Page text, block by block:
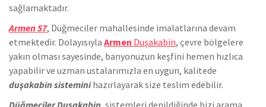
sağlamaktadır.
Armen 57, Düğmeciler mahallesinde imalatlarına devam
etmektedir. Dolayısıyla Armen Duşakabin, çevre bölgelere
yakın olması sayesinde, banyonuzun keşfini hemen hızlıca
yapabilir ve uzman ustalarımızla en uygun, kalitede
duşakabin sisteminihazırlayarak size teslim edebilir.
Düğmeciler Duşakabin, sistemleri denildiğinde bizi arama